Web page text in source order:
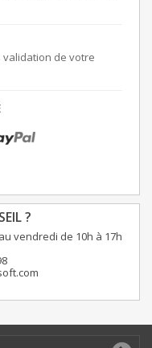
de votre
?
vendredi de 10h à 17h